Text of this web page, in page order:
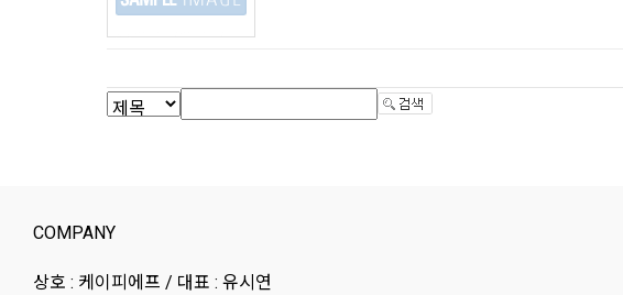
COMPANY
상호 : 케이피에프 / 대표 : 유시연